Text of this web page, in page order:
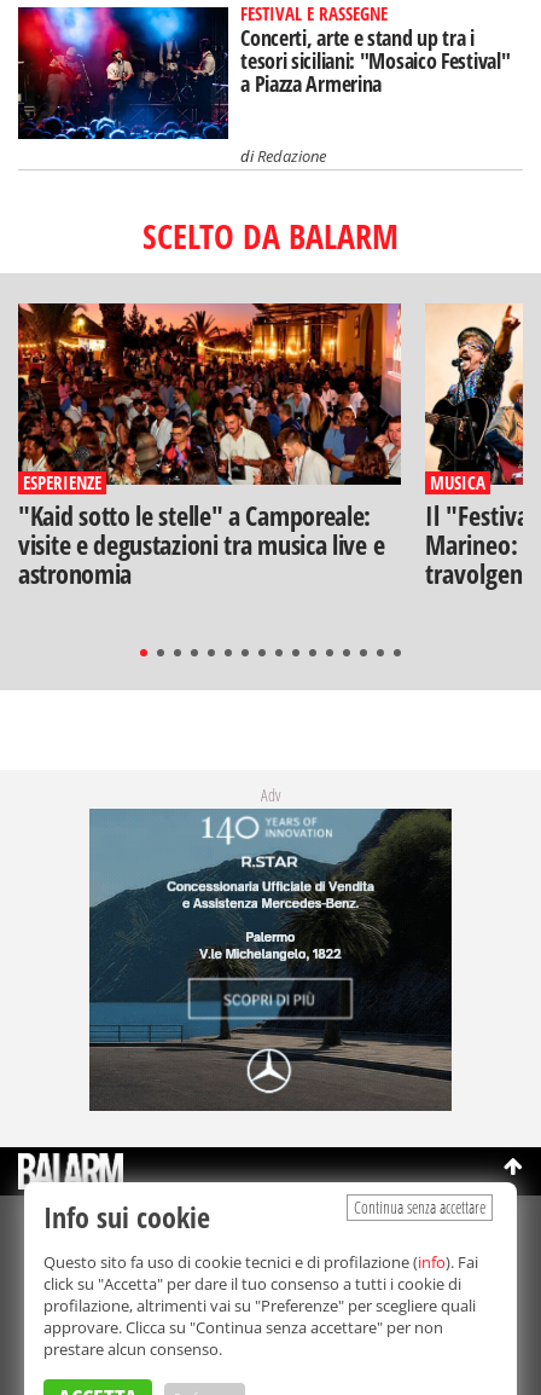
FESTIVAL E RASSEGNE
Concerti, arte e stand up tra i
tesori siciliani: "Mosaico Festival"
a Piazza Armerina
diRedazione
SCELTO DA BALARM
ESPERIENZE
"Kaid sotto le stelle" a Camporeale:
visite e degustazioni tra musica live e
astronomia
MUSICA
Il
Marineo:
Adv
©Copyright 2003-2026
Bmedia Srl- P.IVA 07064240828
La riproduzione totale o parziale di tutti i contenuti, in qualunque
forma, su qualsiasi supporto è proibita.
Balarm.it è una testata giornalistica registrata. Autorizzazione del
Tribunale di Palermo n° 32 del 21/10/2003
Direttore responsabile:
Continua senza accettare
Info sui cookie
Questo sito fa uso di cookie tecnici e di profilazione (info). Fai
click su "Accetta" per dare il tuo consenso a tutti i cookie di
profilazione, altrimenti vai su "Preferenze" per scegliere quali
approvare. Clicca su "Continua senza accettare" per non
prestare alcun consenso.